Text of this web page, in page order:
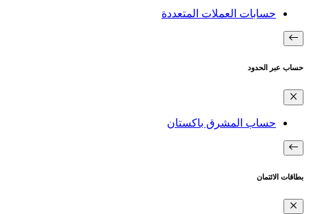
حسابات العملات المتعددة
حساب عبر الحدود
حساب المشرق باكستان
بطاقات الائتمان